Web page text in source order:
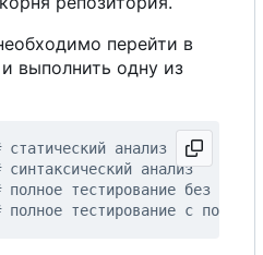
перейти в
выполнить одну из
статический анализ
синтаксический анализ
полное тестирование без
полное тестирование с